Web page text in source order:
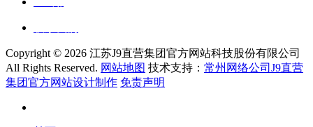
Copyright © 2026 江苏J9直营集团官方网站科技股份有限公司
All Rights Reserved. 网站地图 技术支持： 常州网络公司J9直营
集团官方网站设计制作 免责声明